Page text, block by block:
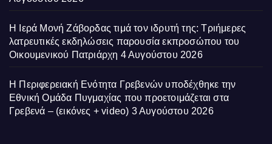
Η Ιερά Μονή Ζάβορδας τιμά τον ιδρυτή της: Τριήμερες
λατρευτικές εκδηλώσεις παρουσία εκπροσώπου του
Οικουμενικού Πατριάρχη 4 Αυγούστου 2026
Η Περιφερειακή Ενότητα Γρεβενών υποδέχθηκε την
Εθνική Ομάδα Πυγμαχίας που προετοιμάζεται στα
Γρεβενά – (εικόνες + video) 3 Αυγούστου 2026